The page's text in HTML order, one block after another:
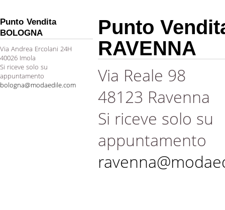
Punto Vendita
BOLOGNA
Via Andrea Ercolani 24H
40026 Imola
Si riceve solo su
appuntamento
bologna@modaedile.com
Punto
RAVENNA
Via Reale 98
48123 Ravenna
Si riceve solo su
appuntamento